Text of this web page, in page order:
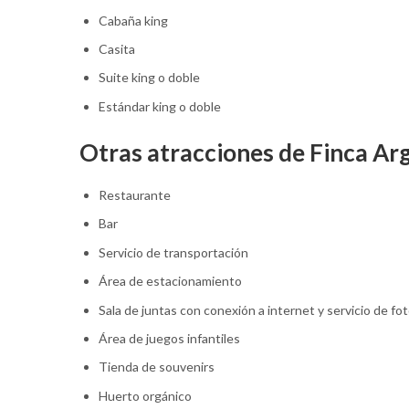
Cabaña king
Casita
Suite king o doble
Estándar king o doble
Otras atracciones de Finca
Restaurante
Bar
Servicio de transportación
Área de estacionamiento
Sala de juntas con conexión a internet y servicio de
Área de juegos infantiles
Tienda de souvenirs
Huerto orgánico